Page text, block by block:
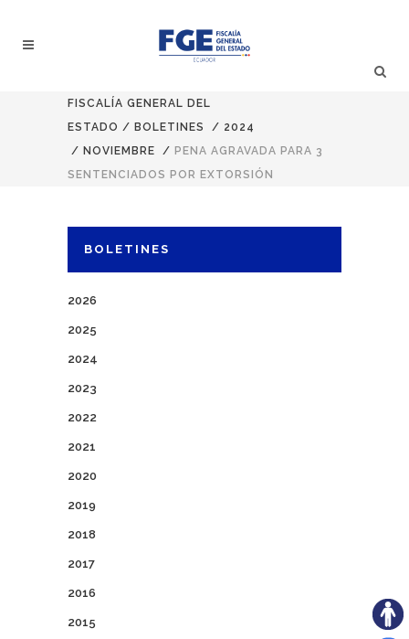
FISCALÍA GENERAL DEL
ESTADO / BOLETINES / 2024
/ NOVIEMBRE / PENA AGRAVADA PARA 3
SENTENCIADOS POR EXTORSIÓN
BOLETINES
2026
2025
2024
2023
2022
2021
2020
2019
2018
2017
2016
2015